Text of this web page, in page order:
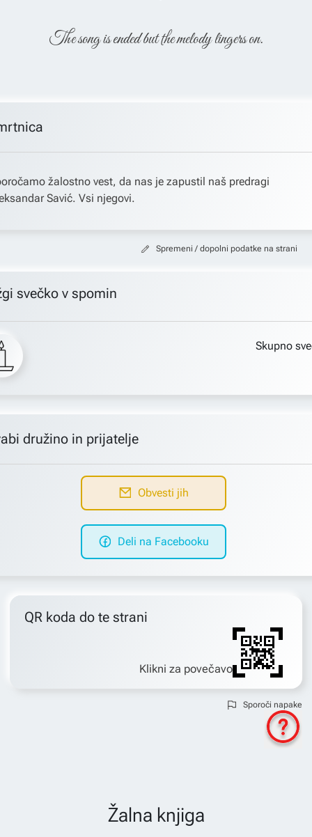
The song is ended but the melody lingers on.
žalostno vest, da nas je zapustil naš predragi
Savić. Vsi njegovi.
Spremeni / dopolni podatke na strani
svečko v spomin
Skupno
družino in prijatelje
Obvesti jih
Deli na Facebooku
QR koda do te strani
Klikni za povečavo
Sporoči napake
Žalna knjiga